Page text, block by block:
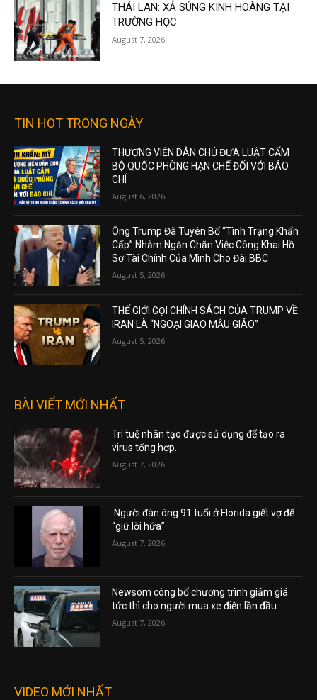
THÁI LAN: XẢ SÚNG KINH HOÀNG TẠI
TRƯỜNG HỌC
August 7, 2026
TIN HOT TRONG NGÀY
THƯỢNG VIỆN DÂN CHỦ ĐƯA LUẬT CẤM
BỘ QUỐC PHÒNG HẠN CHẾ ĐỐI VỚI BÁO
CHÍ
August 6, 2026
Ông Trump Đã Tuyên Bố “Tình Trạng Khẩn
Cấp” Nhằm Ngăn Chặn Việc Công Khai Hồ
Sơ Tài Chính Của Mình Cho Đài BBC
August 5, 2026
THẾ GIỚI GỌI CHÍNH SÁCH CỦA TRUMP VỀ
IRAN LÀ “NGOẠI GIAO MẪU GIÁO”
August 5, 2026
BÀI VIẾT MỚI NHẤT
Trí tuệ nhân tạo được sử dụng để tạo ra
virus tổng hợp.
August 7, 2026
Người đàn ông 91 tuổi ở Florida giết vợ để
“giữ lời hứa”
August 7, 2026
Newsom công bố chương trình giảm giá
tức thì cho người mua xe điện lần đầu.
August 7, 2026
VIDEO MỚI NHẤT